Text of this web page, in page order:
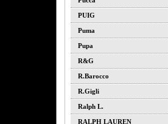
PUIG
Puma
Pupa
R&G
R.barocco
R.gigli
Ralph L.
RALPH LAUREN